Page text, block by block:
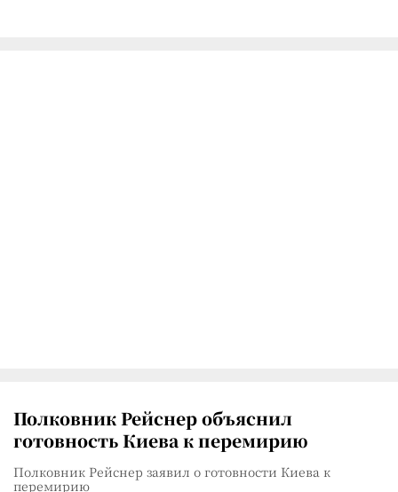
Полковник Рейснер объяснил
готовность Киева к перемирию
Полковник Рейснер заявил о готовности Киева к
перемирию